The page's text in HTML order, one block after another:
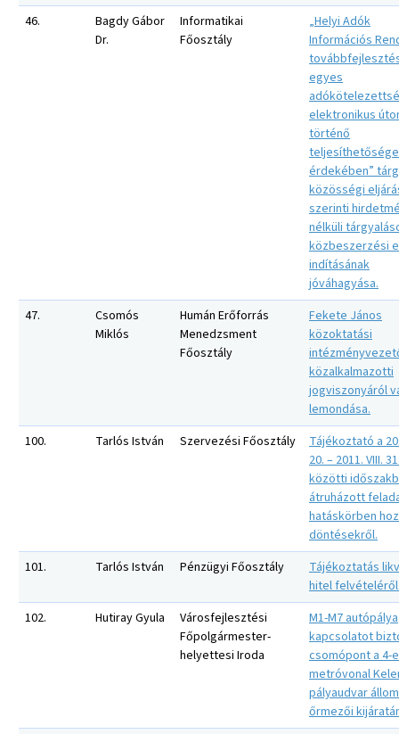
46.
Bagdy Gábor
Dr.
Informatikai
Főosztály
„Helyi Adók
Információs
egyes
elektronikus
történő
teljesíthetősége
érdekében”
közösségi
szerinti
nélküli
közbeszerzési
indításának
jóváhagyása.
47.
Csomós
Miklós
Humán Erőforrás
Menedzsment
Főosztály
Fekete János
közoktatási
közalkalmazotti
jogviszonyáról
lemondása.
100.
Tarlós István Szervezési Főosztály
Tájékoztató a
20. – 2011. VIII.
közötti
átruházott
hatáskörben
döntésekről.
101.
Tarlós István Pénzügyi Főosztály
Tájékoztatás
hitel
102.
Hutiray Gyula
Városfejlesztési
Főpolgármester-
helyettesi Iroda
M1-M7 autópálya
kapcsolatot
csomópont a 4-
metróvonal
pályaudvar
őrmezői